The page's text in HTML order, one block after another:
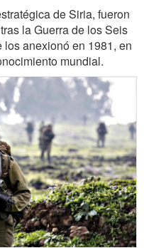
de Siria, fueron
la Guerra de los Seis
anexionó en 1981, en
mundial.